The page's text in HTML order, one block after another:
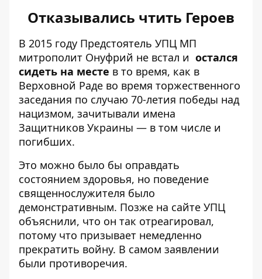
Отказывались чтить Героев
В 2015 году Предстоятель УПЦ МП
митрополит Онуфрий не встал и остался
сидеть на месте в то время, как в
Верховной Раде во время торжественного
заседания по случаю 70-летия победы над
нацизмом, зачитывали имена
Защитников Украины — в том числе и
погибших.
Это можно было бы оправдать
состоянием здоровья, но поведение
священнослужителя было
демонстративным. Позже на сайте УПЦ
объяснили, что он так отреагировал,
потому что призывает немедленно
прекратить войну. В самом заявлении
были противоречия.